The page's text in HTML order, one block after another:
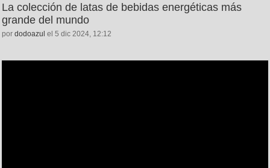
La colección de latas de bebidas energéticas más
grande del mundo
por dodoazul el 5 dic 2024, 12:12